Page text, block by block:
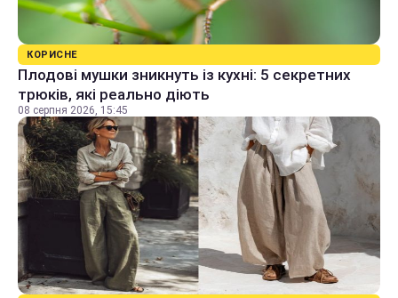
КОРИСНЕ
Плодові мушки зникнуть із кухні: 5 секретних
трюків, які реально діють
08 серпня 2026, 15:45